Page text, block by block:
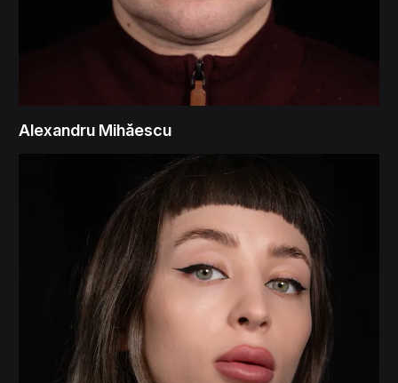
Alexandru Mihăescu